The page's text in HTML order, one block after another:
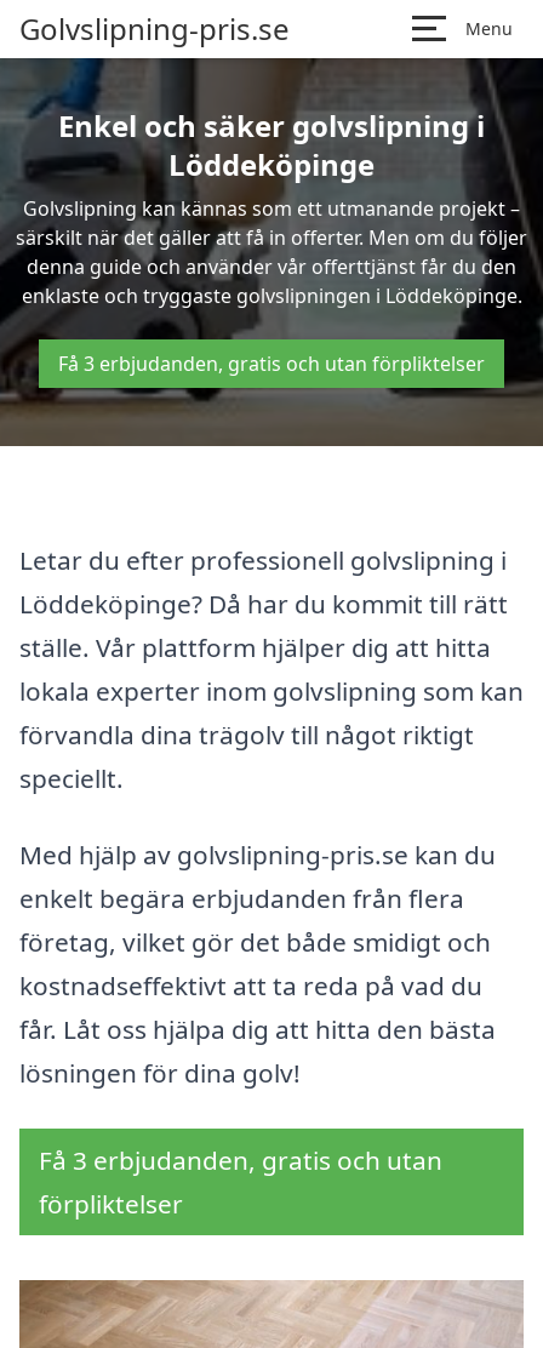
Golvslipning-pris.se Menu
Enkel och säker golvslipning i
Löddeköpinge
Golvslipning kan kännas som ett utmanande projekt –
särskilt när det gäller att få in offerter. Men om du följer
denna guide och använder vår offerttjänst får du den
enklaste och tryggaste golvslipningen i Löddeköpinge.
Få 3 erbjudanden, gratis och utan förpliktelser
Letar du efter professionell golvslipning i
Löddeköpinge? Då har du kommit till rätt
ställe. Vår plattform hjälper dig att hitta
lokala experter inom golvslipning som kan
förvandla dina trägolv till något riktigt
speciellt.
Med hjälp av golvslipning-pris.se kan du
enkelt begära erbjudanden från flera
företag, vilket gör det både smidigt och
kostnadseffektivt att ta reda på vad du
får. Låt oss hjälpa dig att hitta den bästa
lösningen för dina golv!
Få 3 erbjudanden, gratis och utan
förpliktelser